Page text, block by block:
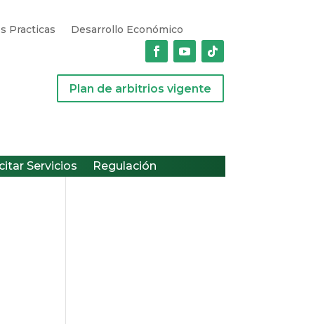
Practicas
Desarrollo Económico
Plan de arbitrios vigente
Servicios Regulación